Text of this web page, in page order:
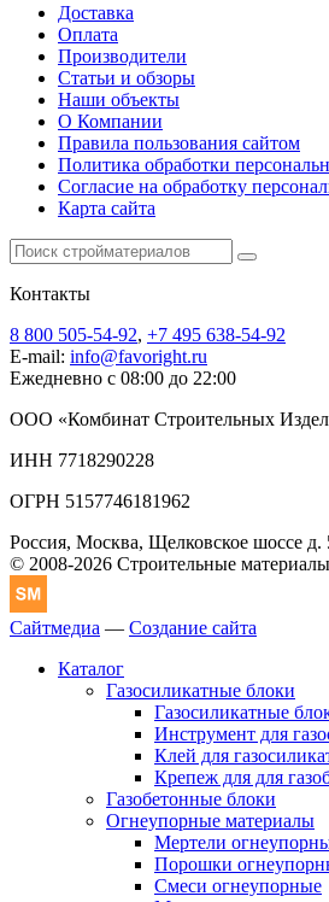
Доставка
Оплата
Производители
Статьи и обзоры
Наши объекты
О Компании
Правила пользования сайтом
Политика обработки
Согласие на обработку
Карта сайта
Контакты
8 800 505-54-92, +7 495 638-54-92
E-mail: info@favoright.ru
Ежедневно с 08:00 до 22:00
ООО «Комбинат Строительных
ИНН 7718290228
ОГРН 5157746181962
Россия, Москва, Щелковское шоссе д.
© 2008-2026 Строительные
Сайтмедиа — Создание сайта
Каталог
Газосиликатные блоки
Газосиликатные
Инструмент для
Клей для
Крепеж для для
Газобетонные блоки
Огнеупорные материалы
Мертели
Порошки
Смеси огнеупорные